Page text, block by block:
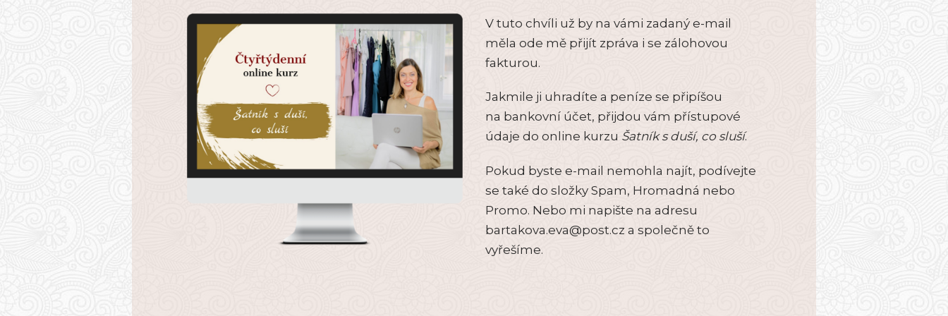
V tuto chvíli už by na vámi zadaný e-mail
měla ode mě přijít zpráva i se zálohovou
fakturou.
Jakmile ji uhradíte a peníze se připíšou
na bankovní účet, přijdou vám přístupové
údaje do online kurzu Šatník s duší, co sluší.
Pokud byste e-mail nemohla najít, podívejte
se také do složky Spam, Hromadná nebo
Promo. Nebo mi napište na adresu
bartakova.eva@post.cz a společně to
vyřešíme.